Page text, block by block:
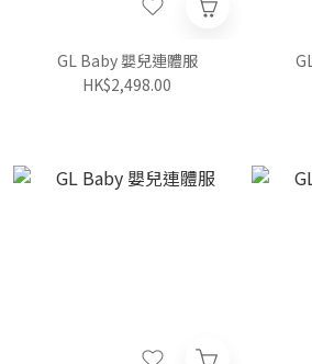
GL Baby 嬰兒連體服
HK$2,498.00